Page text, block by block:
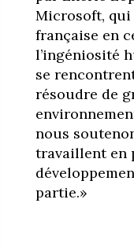
Microsoft,
française en
l’ingéniosité
se
résoudre de
nous
travaillent en
partie.»